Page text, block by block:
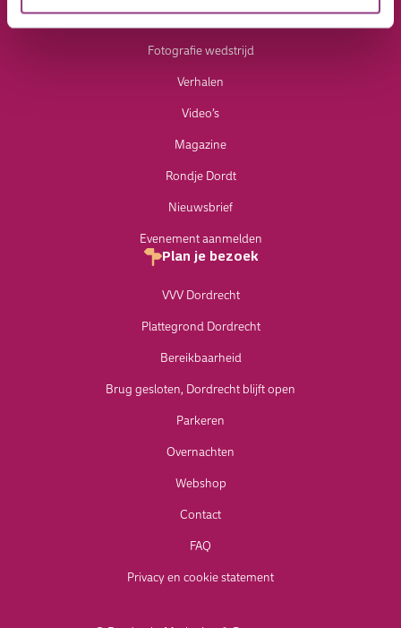
Fotografie wedstrijd
Verhalen
Video’s
Magazine
Rondje Dordt
Nieuwsbrief
Evenement aanmelden
Plan je bezoek
VVV Dordrecht
Plattegrond Dordrecht
Bereikbaarheid
Brug gesloten, Dordrecht blijft open
Parkeren
Overnachten
Webshop
Contact
FAQ
Privacy en cookie statement